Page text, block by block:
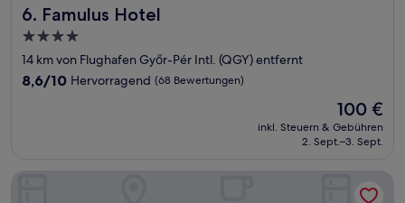
6. Famulus Hotel
Famulus Hotel
4.0-
Sterne-
Unterkunft
14 km von Flughafen Győr-Pér Intl. (QGY) entfernt
8.6
8,6/10 Hervorragend (68 Bewertungen)
Der
Preis
beträgt
100 €
inkl. Steuern & Gebühren
2. Sept.–3. Sept.